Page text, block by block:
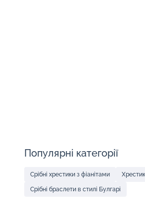
Популярні категорії
Срібні хрестики з фіанітами
Срібні браслети в стилі Булгарі